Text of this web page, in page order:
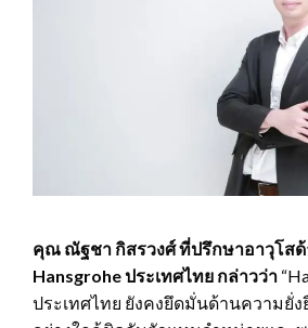
คุณ ณัฐชา กิสรวงศ์ ที่ปรึกษาอาวุโส
Hansgrohe ประเทศไทย กล่าวว่า
ประเทศไทย ยังคงยึดมั่นด้านความยั่